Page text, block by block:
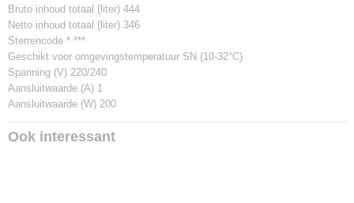
Bruto inhoud totaal (liter) 444
Netto inhoud totaal (liter) 346
Sterrencode * ***
Geschikt voor omgevingstemperatuur SN (10-32°C)
Spanning (V) 220/240
Aansluitwaarde (A) 1
Aansluitwaarde (W) 200
Ook interessant